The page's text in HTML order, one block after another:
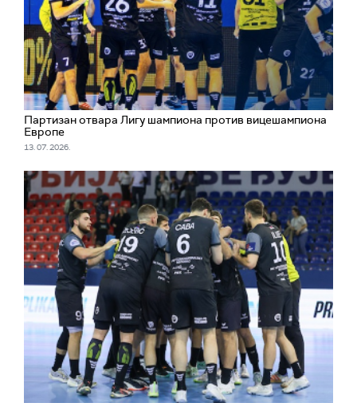
Партизан отвара Лигу шампиона против вицешампиона
Европе
13. 07. 2026.